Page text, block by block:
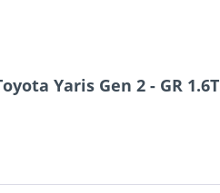
Yaris Gen 2 - GR 1.6T